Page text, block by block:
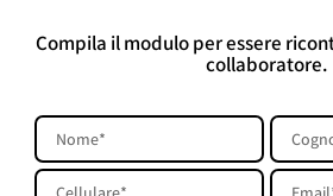
Compila il modulo per essere
collaboratore.